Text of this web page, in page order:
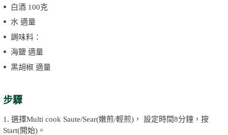
白酒 100克
水 適量
調味料：
海鹽 適量
黑胡椒 適量
步驟
1. 選擇Multi cook Saute/Sear(嫩煎/輕煎)， 設定時間8分鐘，按
Start(開始)。